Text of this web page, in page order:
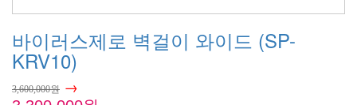
바이러스제로 벽걸이 와이드 (SP-
KRV10)
3,600,000원 →